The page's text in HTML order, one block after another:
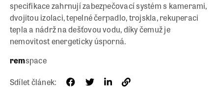
specifikace zahrnují zabezpečovací systém s kamerami,
dvojitou izolaci, tepelné čerpadlo, trojskla, rekuperaci
tepla a nádrž na dešťovou vodu, díky čemuž je
nemovitost energeticky úsporná.
remspace
Sdílet článek: